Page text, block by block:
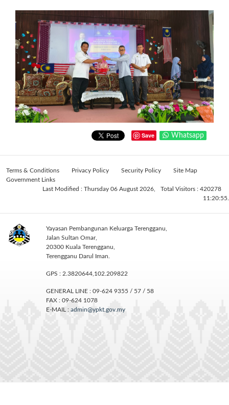
Save Whatsapp
Terms & Conditions Privacy Policy Security Policy
Site Map
Government Links
Total Visitors : 420278
Last Modified : Thursday 06 August 2026,
11:20:55.
Yayasan Pembangunan Keluarga Terengganu,
Jalan Sultan Omar,
20300 Kuala Terengganu,
Terengganu Darul Iman.
GPS : 2.3820644,102.209822
GENERAL LINE : 09-624 9355 / 57 / 58
FAX : 09-624 1078
E-MAIL : admin@ypkt.gov.my